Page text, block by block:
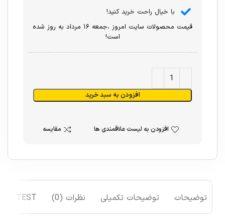
با خیال راحت خرید کنید!
قیمت محصولات سایت امروز ،جمعه ۱۶ مرداد به روز شده
است!
افزودن به سبد خرید
افزودن به لیست علاقمندی ها مقایسه
توضیحات توضیحات تکمیلی نظرات (0) TEST